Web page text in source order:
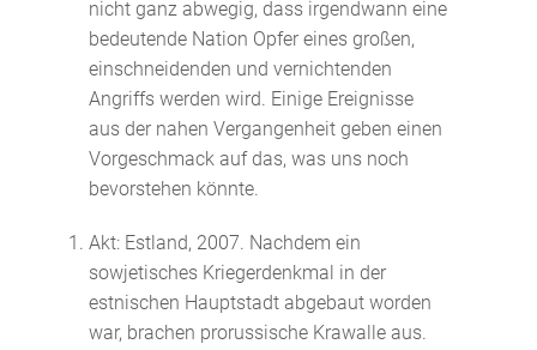
nicht ganz abwegig, dass irgendwann eine
bedeutende Nation Opfer eines großen,
einschneidenden und vernichtenden
Angriffs werden wird. Einige Ereignisse
aus der nahen Vergangenheit geben einen
Vorgeschmack auf das, was uns noch
bevorstehen könnte.
Akt: Estland, 2007. Nachdem ein
sowjetisches Kriegerdenkmal in der
estnischen Hauptstadt abgebaut worden
war, brachen prorussische Krawalle aus.